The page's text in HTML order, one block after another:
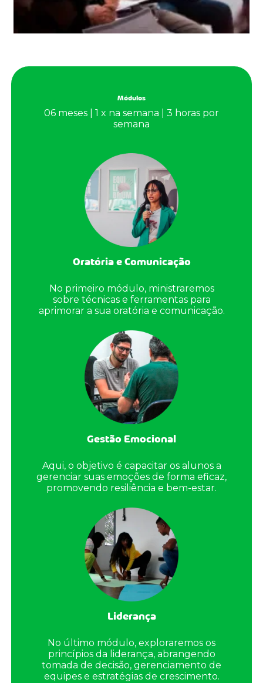
Módulos
06 meses | 1 x na semana | 3 horas por
semana
Oratória e Comunicação
No primeiro módulo, ministraremos
sobre técnicas e ferramentas para
aprimorar a sua oratória e comunicação.
Gestão Emocional
Aqui, o objetivo é capacitar os alunos a
gerenciar suas emoções de forma eficaz,
promovendo resiliência e bem-estar.
Liderança
No último módulo, exploraremos os
princípios da liderança, abrangendo
tomada de decisão, gerenciamento de
equipes e estratégias de crescimento.